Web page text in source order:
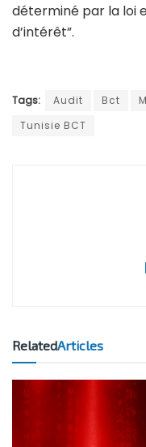
déterminé par la loi
d’intérêt”.
Tags: Audit Bct
Tunisie BCT
RelatedArticles